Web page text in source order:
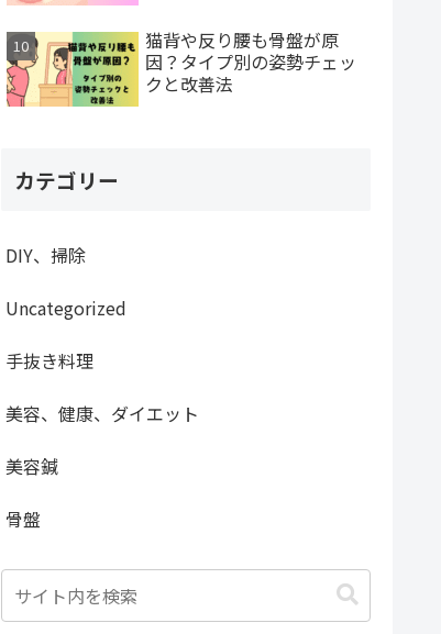
猫背や反り腰も骨盤が原
因？タイプ別の姿勢チェッ
クと改善法
カテゴリー
DIY、掃除
Uncategorized
手抜き料理
美容、健康、ダイエット
美容鍼
骨盤